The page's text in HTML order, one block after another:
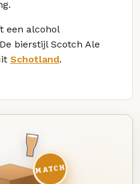
een alcohol
bierstijl Scotch Ale
Schotland.
MATCH